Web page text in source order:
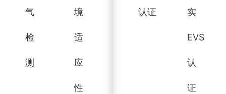
气
检
测
境
适
应
性
认证 实
EVS
认
证